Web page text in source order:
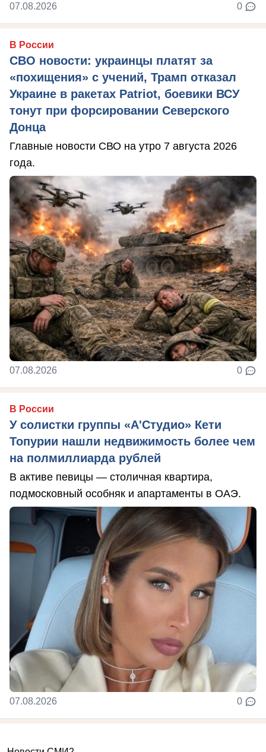
07.08.2026 0
В России
СВО новости: украинцы платят за
«похищения» с учений, Трамп отказал
Украине в ракетах Patriot, боевики ВСУ
тонут при форсировании Северского
Донца
Главные новости СВО на утро 7 августа 2026
года.
07.08.2026 0
В России
У солистки группы «А'Студио» Кети
Топурии нашли недвижимость более чем
на полмиллиарда рублей
В активе певицы — столичная квартира,
подмосковный особняк и апартаменты в ОАЭ.
07.08.2026 0